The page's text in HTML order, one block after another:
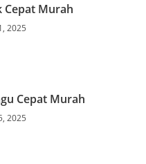
Cepat Murah
2025
Cepat Murah
2025